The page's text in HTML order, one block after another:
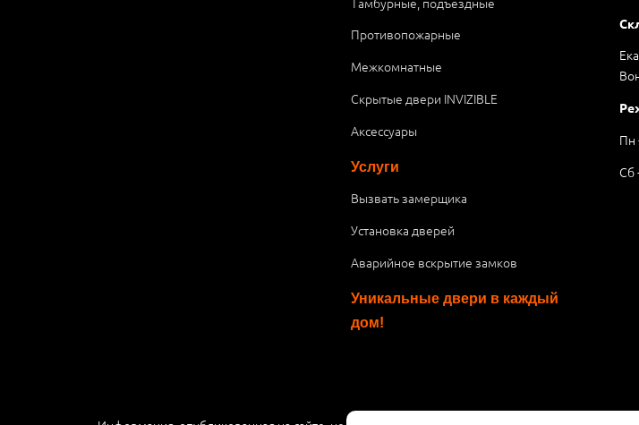
Противопожарные
Межкомнатные
Скрытые двери INVIZIBLE
Аксессуары
Услуги
Вызвать замерщика
Установка дверей
Аварийное вскрытие замков
Уникальные двери в каждый
дом!
Пн
Сб